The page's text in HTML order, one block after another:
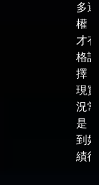
多
權
才
格
擇
現
況常
是
到
績